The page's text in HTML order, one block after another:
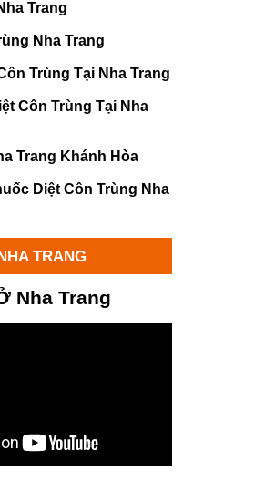
Trang
Nha Trang
Trùng Tại Nha Trang
Côn Trùng Tại Nha
Trang Khánh Hòa
Diệt Côn Trùng Nha
TRANG
Nha Trang